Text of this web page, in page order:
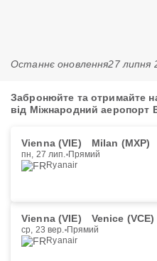
Останнє оновлення27 липня
Забронюйте та отримайте
від Міжнародний аеропорт
Vienna (VIE) Milan (MXP)
пн, 27 лип. Прямий
Ryanair
Vienna (VIE) Venice (VCE)
ср, 23 вер. Прямий
Ryanair